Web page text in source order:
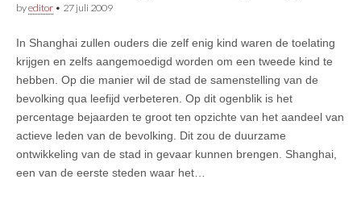
byeditor • 27 juli 2009
In Shanghai zullen ouders die zelf enig kind waren de toelating
krijgen en zelfs aangemoedigd worden om een tweede kind te
hebben. Op die manier wil de stad de samenstelling van de
bevolking qua leefijd verbeteren. Op dit ogenblik is het
percentage bejaarden te groot ten opzichte van het aandeel van
actieve leden van de bevolking. Dit zou de duurzame
ontwikkeling van de stad in gevaar kunnen brengen. Shanghai,
een van de eerste steden waar het…